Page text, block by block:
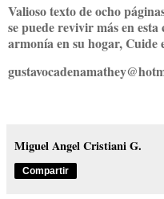
Valioso texto de ocho
se puede revivir más en
armonía en su hogar, Cuide
Miguel Angel Cristiani G.
Compartir